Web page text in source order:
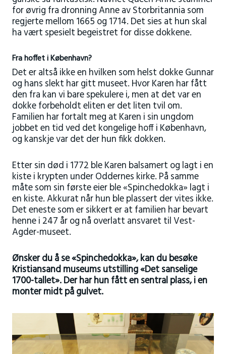
for øvrig fra dronning Anne av Storbritannia som
regjerte mellom 1665 og 1714. Det sies at hun skal
ha vært spesielt begeistret for disse dokkene.
Fra hoffet i København?
Det er altså ikke en hvilken som helst dokke Gunnar
og hans slekt har gitt museet. Hvor Karen har fått
den fra kan vi bare spekulere i, men at det var en
dokke forbeholdt eliten er det liten tvil om.
Familien har fortalt meg at Karen i sin ungdom
jobbet en tid ved det kongelige hoff i København,
og kanskje var det der hun fikk dokken.
Etter sin død i 1772 ble Karen balsamert og lagt i en
kiste i krypten under Oddernes kirke. På samme
måte som sin første eier ble «Spinchedokka» lagt i
en kiste. Akkurat når hun ble plassert der vites ikke.
Det eneste som er sikkert er at familien har bevart
henne i 247 år og nå overlatt ansvaret til Vest-
Agder-museet.
Ønsker du å se «Spinchedokka», kan du besøke
Kristiansand museums utstilling «Det sanselige
1700-tallet». Der har hun fått en sentral plass, i en
monter midt på gulvet.